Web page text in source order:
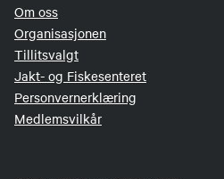
Om oss
Organisasjonen
Tillitsvalgt
Jakt- og Fiskesenteret
Personvernerklæring
Medlemsvilkår